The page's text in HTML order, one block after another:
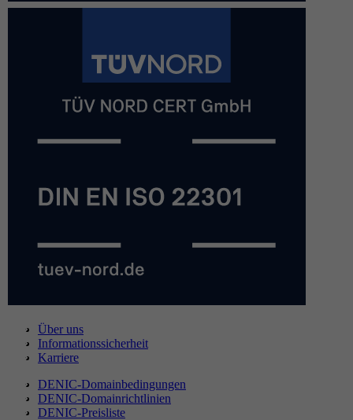
Über uns
Informationssicherheit
Karriere
DENIC-Domainbedingungen
DENIC-Domainrichtlinien
DENIC-Preisliste